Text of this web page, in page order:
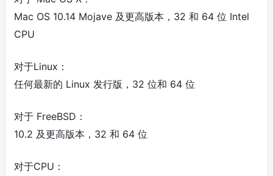
Mac OS 10.14 Mojave 及更高版本，32 和 64 位 Intel
CPU
对于Linux：
任何最新的 Linux 发行版，32 位和 64 位
对于 FreeBSD：
10.2 及更高版本，32 和 64 位
对于CPU：